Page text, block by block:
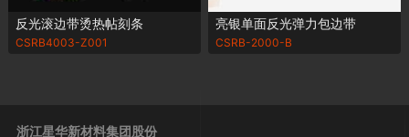
反光滚边带烫热帖刻条
CSRB4003-Z001
亮银单面反光弹力包边带
CSRB-2000-B
浙江星华新材料集团股份